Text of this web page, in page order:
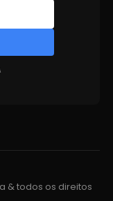
& todos os direitos